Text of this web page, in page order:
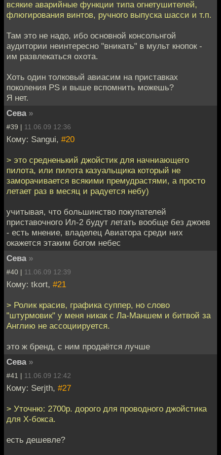
всякие аварийные функции типа огнетушителей,
флюгирования винтов, ручного выпуска шасси и т.п.
Там это не надо, ибо основной консольнгой
аудитории неинтересно "вникать" в мульт кнопок -
им развлекаться охота.
Хоть один толковый авиасим на приставках
поколения PS и выше вспомнить можешь?
Я нет.
Сева »
#39 | 11.06.09 12:36
Кому: Sangui, #20
> это средненький джойстик для начниающего
пилота, или пилота казуальщика который не
заморачивается всякими премудрастями, а просто
летает раз в месяц и радуется небу)
учитывая, что большинство покупателей
приставочного Ил-2 будут летать вообще без джоев
- есть мнение, владелец Авиатора среди них
окажется этаким богом небес
Сева »
#40 | 11.06.09 12:39
Кому: tkort, #21
> Ролик красив, графика суппер, но слово
"штурмовик" у меня никак с Ла-Маншем и битвой за
Англию не ассоциируется.
это ж бренд, с ним продаётся лучше
Сева »
#41 | 11.06.09 12:42
Кому: Serjth, #27
> Уточню: 2700р. дорого для проводного джойстика
для Х-бокса.
есть дешевле?